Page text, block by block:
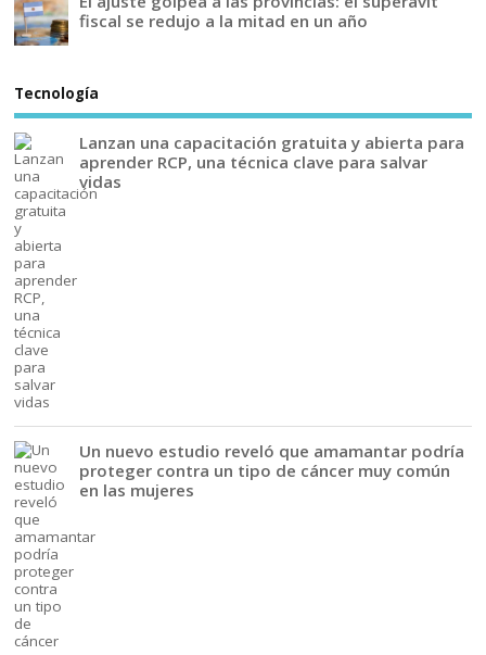
fiscal se redujo a la mitad en un año
Tecnología
Lanzan una capacitación gratuita y abierta para
aprender RCP, una técnica clave para salvar
vidas
Un nuevo estudio reveló que amamantar podría
proteger contra un tipo de cáncer muy común
en las mujeres